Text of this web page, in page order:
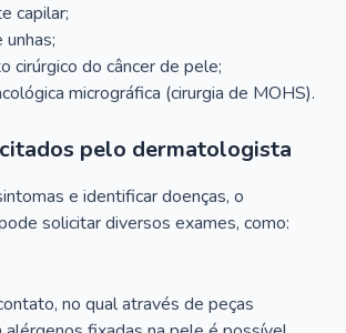
capilar;
unhas;
cirúrgico do câncer de pele;
micrográfica (cirurgia de MOHS).
pelo dermatologista
e identificar doenças, o
solicitar diversos exames, como:
no qual através de peças